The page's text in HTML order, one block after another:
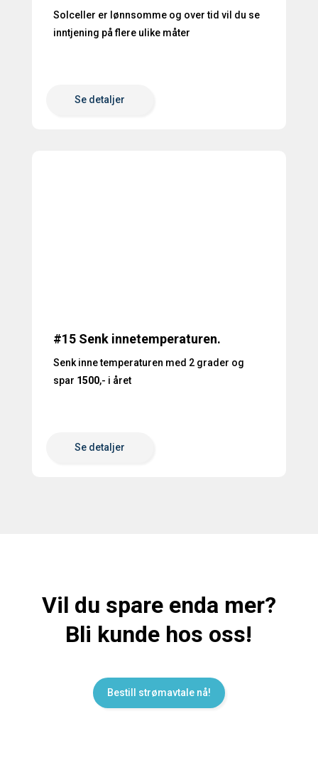
Solceller er lønnsomme og over tid vil du se
inntjening på flere ulike måter
Se detaljer
#15 Senk innetemperaturen.
Senk inne temperaturen med 2 grader og
spar 1500,- i året
Se detaljer
Vil du spare enda mer?
Bli kunde hos oss!
Bestill strømavtale nå!